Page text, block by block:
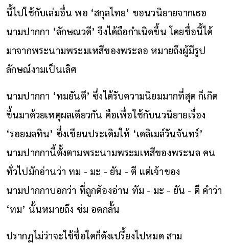
นี้ไปใช้กับเล่มอื่น พอ ‘สกุลไทย’ ขอนวนิยายจากเธอ
นามปากกา ‘ลักษณวดี’ จึงได้ถือกำเนิดขึ้น โดยชื่อนี้ได้
มาจากพระนามพระมเหสีของพระลอ หมายถึงผู้มีรูป
ลักษณ์งามเป็นเลิศ
นามปากกา ‘ทมยันตี’ ซึ่งได้รับความนิยมมากที่สุด ก็เกิด
ขึ้นมาด้วยเหตุผลเดียวกัน คือเพื่อใช้กับนวนิยายเรื่อง
‘รอยมลทิน’ ซึ่งเขียนประเดิมให้ ‘เดลิเมล์วันจันทร์’
นามปากกานี้ตั้งตามพระนามพระมเหสีของพระนล คน
ทั่วไปมักอ่านว่า ทม - มะ - ยัน - ตี แต่เจ้าของ
นามปากกาบอกว่า ที่ถูกต้องอ่าน ทัม - มะ - ยัน - ตี คำว่า
‘ทม’ นั้นหมายถึง ข่ม อดกลั้น
ปรากฏไม่ว่าจะใช้ชื่อใดก็ดังเปรี้ยงไปหมด สาม